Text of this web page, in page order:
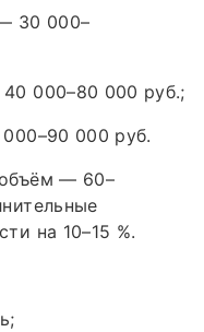
30 000–
000–80 000 руб.;
000 руб.
— 60–
на 10–15 %.